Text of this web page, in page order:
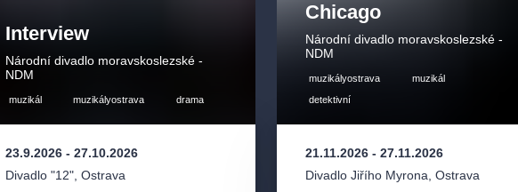
Interview
Národní divadlo moravskoslezské -
NDM
muzikál muzikályostrava drama
23.9.2026- 27.10.2026
Divadlo "12", Ostrava
Chicago
Národní divadlo moravskoslezské -
NDM
muzikályostrava
muzikál
detektivní
21.11.2026 -27.11.2026
Divadlo Jiřího Myrona ,Ostrava